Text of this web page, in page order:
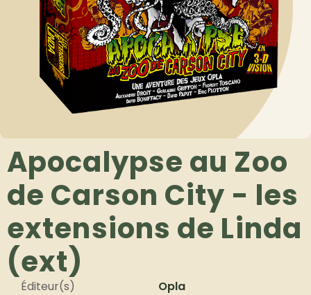
Apocalypse au Zoo
de Carson City - les
extensions de Linda
(ext)
Éditeur(s) Opla